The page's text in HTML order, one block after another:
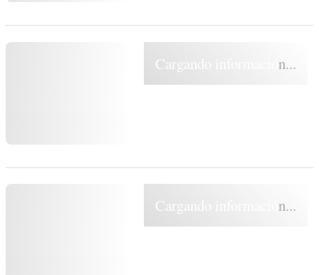
Cargando información...
Cargando información...